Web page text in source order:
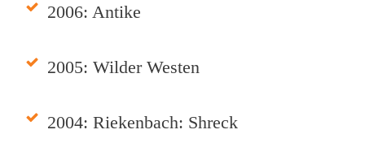
2006: Antike
2005: Wilder Westen
2004: Riekenbach: Shreck